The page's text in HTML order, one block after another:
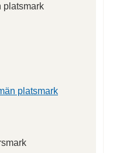
platsmark
platsmark